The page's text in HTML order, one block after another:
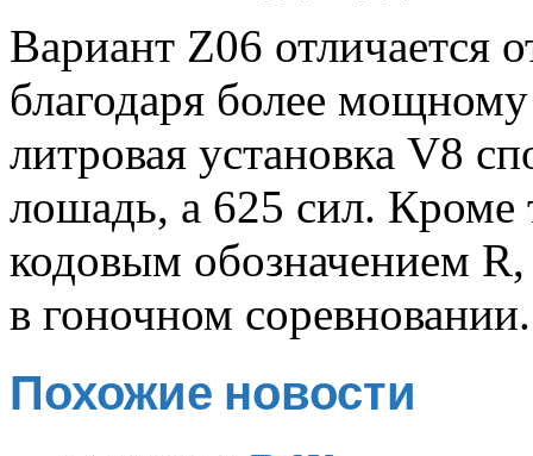
Вариант Z06 отличается
благодаря более
литровая установка V8
лошадь, а 625 сил. Кроме
кодовым обозначением
в гоночном соревновании.
Похожие новости